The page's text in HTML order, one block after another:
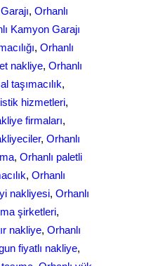
, Orhanlı
Kamyon Garajı
, Orhanlı
nakliye, Orhanlı
taşımacılık
hizmetleri
firmaları
, Orhanlı
, Orhanlı paletli
, Orhanlı
nakliyesi, Orhanlı
şirketleri
nakliye, Orhanlı
fiyatlı nakliye